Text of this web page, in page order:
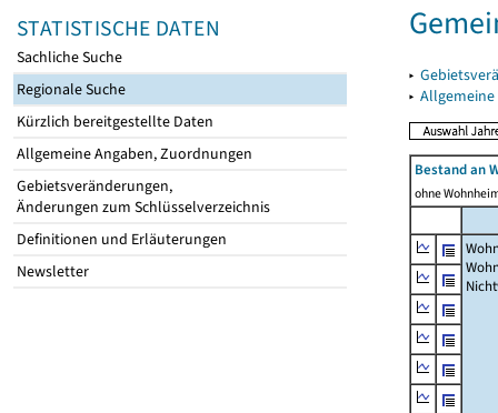
STATISTISCHE DATEN
Sachliche Suche
Regionale Suche
Kürzlich bereitgestellte Daten
Allgemeine Angaben, Zuordnungen
Gebietsveränderungen,
Änderungen zum Schlüsselverzeichnis
Definitionen und Erläuterungen
Newsletter
▸
▸
Bestand an
ohne